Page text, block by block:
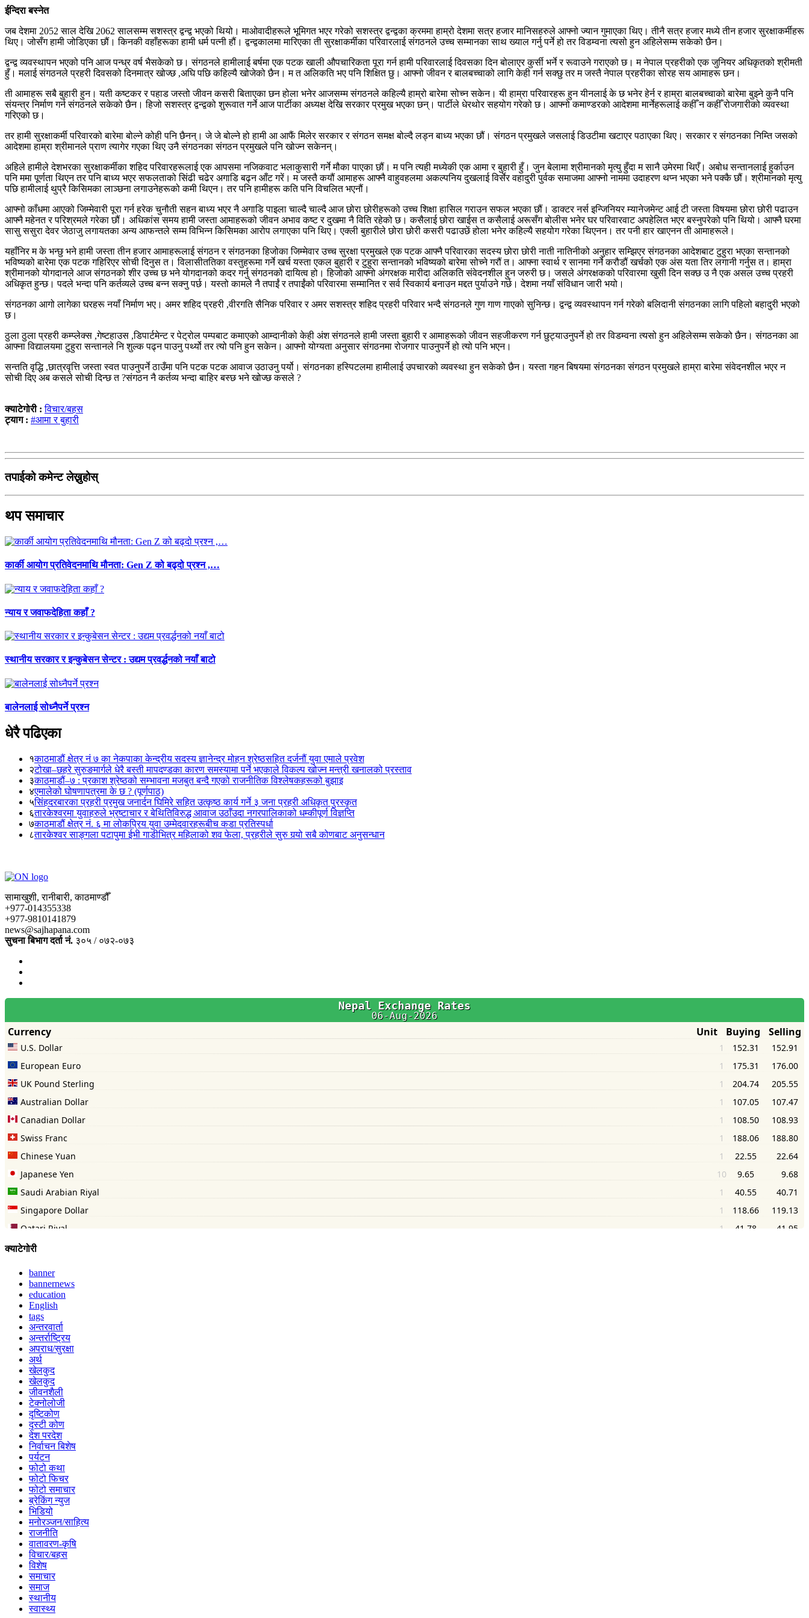
ईन्दिरा बस्नेत
जब देशमा 2052 साल देखि 2062 सालसम्म सशस्त्र द्वन्द्व भएको थियो। माओवादीहरूले भूमिगत भएर गरेको सशस्त्र द्वन्द्वका क्रममा हाम्रो देशमा सत्र हजार मानिसहरुले आफ्नो ज्यान गुमाएका थिए। तीनै सत्र हजार मध्ये तीन हजार सुरक्षाकर्मीहरू
थिए। जोसँग हामी जोडिएका छौं। किनकी वहाँहरूका हामी धर्म पत्नी हौं। द्वन्द्वकालमा मारिएका ती सुरक्षाकर्मीका परिवारलाई संगठनले उच्च सम्मानका साथ ख्याल गर्नु पर्ने हो तर विडम्वना त्यसो हुन अहिलेसम्म सकेको छैन।
द्वन्द्व व्यवस्थापन भएको पनि आज पन्ध्र वर्ष भैसकेको छ। संगठनले हामीलाई बर्षमा एक पटक खाली औपचारिकता पूरा गर्न हामी परिवारलाई दिवसका दिन बोलाएर कुर्सी भर्ने र रूवाउने गराएको छ। म नेपाल प्रहरीको एक जुनियर अधिकृतको श्रीमती
हुँ। मलाई संगठनले प्रहरी दिवसको दिनमात्र खोज्छ ,अघि पछि कहिल्यै खोजेको छैन। म त अलिकति भए पनि शिक्षित छु। आफ्नो जीवन र बालबच्चाको लागि केही गर्न सक्छु तर म जस्तै नेपाल प्रहरीका सोरह सय आमाहरू छन।
ती आमाहरू सबै बुहारी हुन। यती कष्टकर र पहाड जस्तो जीवन कसरी बिताएका छन होला भनेर आजसम्म संगठनले कहिल्यै हाम्रो बारेमा सोच्न सकेन। यी हाम्रा परिवारहरू हुन यीनलाई के छ भनेर हेर्न र हाम्रा बालबच्चाको बारेमा बुझ्ने कुनै पनि
संयन्त्र निर्माण गर्न संगठनले सकेको छैन। हिजो सशस्त्र द्वन्द्वको शुरूवात गर्ने आज पार्टीका अध्यक्ष देखि सरकार प्रमुख भएका छन्। पार्टीले धेरथोर सहयोग गरेको छ। आफ्नो कमाण्डरको आदेशमा मार्नेहरूलाई कहीँ न कहीँ रोजगारीको व्यवस्था
गरिएको छ।
तर हामी सुरक्षाकर्मी परिवारको बारेमा बोल्ने कोही पनि छैनन्। जे जे बोल्ने हो हामी आ आफैं मिलेर सरकार र संगठन समक्ष बोल्दै लड्न बाध्य भएका छौं। संगठन प्रमुखले जसलाई डिउटीमा खटाएर पठाएका थिए। सरकार र संगठनका निम्ति जसको
आदेशमा हाम्रा श्रीमानले प्राण त्यागेर गएका थिए उनै संगठनका संगठन प्रमुखले पनि खोज्न सकेनन्।
अहिले हामीले देशभरका सुरक्षाकर्मीका शहिद परिवारहरूलाई एक आपसमा नजिकवाट भलाकुसारी गर्ने मौका पाएका छौं। म पनि त्यही मध्येकी एक आमा र बुहारी हुँ। जुन बेलामा श्रीमानको मृत्यु हुँदा म सानै उमेरमा थिएँ। अबोध सन्तानलाई हुर्काउन
पनि ममा पूर्णता थिएन तर पनि बाध्य भएर सफलताको सिंढी चढेर अगाडि बढ्न आँट गरें। म जस्तै कयौं आमाहरू आफ्नै वाहुवहलमा अकल्पनिय दुखलाई विर्सेर वहादुरी पुर्वक समाजमा आफ्नो नाममा उदाहरण थप्न भएका भने पक्कै छौं। श्रीमानको मृत्यु
पछि हामीलाई थुप्रै किसिमका लाञ्छना लगाउनेहरूको कमी थिएन। तर पनि हामीहरू कति पनि विचलित भएनौं।
आफ्नो काँधमा आएको जिम्मेवारी पूरा गर्न हरेक चुनौती सहन बाध्य भएर नै अगाडि पाइला चाल्दै चाल्दै आज छोरा छोरीहरूको उच्च शिक्षा हासिल गराउन सफल भएका छौं। डाक्टर नर्स इन्जिनियर म्यानेजमेन्ट आई टी जस्ता विषयमा छोरा छोरी पढाउन
आफ्नै महेनत र परिश्रमले गरेका छौं। अधिकांस समय हामी जस्ता आमाहरूको जीवन अभाव कष्ट र दुखमा नै विति रहेको छ। कसैलाई छोरा खाईस त कसैलाई अरूसँग बोलीस भनेर घर परिवारवाट अपहेलित भएर बस्नुपरेको पनि थियो। आफ्नै घरमा
सासु ससुरा देवर जेठाजु लगायतका अन्य आफन्तले सम्म विभिन्न किसिमका आरोप लगाएका पनि थिए। एक्ली बुहारीले छोरा छोरी कसरी पढाउछें होला भनेर कहिल्यै सहयोग गरेका थिएनन। तर पनी हार खाएनन ती आमाहरूले।
यहाँनिर म के भन्छु भने हामी जस्ता तीन हजार आमाहरूलाई संगठन र संगठनका हिजोका जिम्मेवार उच्च सुरक्षा प्रमुखले एक पटक आफ्नै परिवारका सदस्य छोरा छोरी नाती नातिनीको अनुहार सम्झिएर संगठनका आदेशबाट टुहुरा भएका सन्तानको
भविष्यको बारेमा एक पटक गहिरिएर सोची दिनुस त। विलासीततिका वस्तुहरूमा गर्ने खर्च यस्ता एकल बुहारी र टुहुरा सन्तानको भविष्यको बारेमा सोच्ने गरौं त। आफ्ना स्वार्थ र सानमा गर्ने करौडौं खर्चको एक अंस यता तिर लगानी गर्नुस त। हाम्रा
श्रीमानको योगदानले आज संगठनको शीर उच्च छ भने योगदानको कदर गर्नु संगठनको दायित्व हो। हिजोको आफ्नो अंगरक्षक मारीदा अलिकति संवेदनशील हुन जरुरी छ। जसले अंगरक्षकको परिवारमा खुसी दिन सक्छ उ नै एक असल उच्च प्रहरी
अधिकृत हुन्छ। पदले भन्दा पनि कर्तव्यले उच्च बन्न सक्नु पर्छ। यस्तो कामले नै तपाईं र तपाईंको परिवारमा सम्मानित र सर्व स्विकार्य बनाउन मद्दत पुर्याउने गर्छ। देशमा नयाँ संविधान जारी भयो।
संगठनका आगो लागेका घरहरू नयाँ निर्माण भए। अमर शहिद प्रहरी ,वीरगति सैनिक परिवार र अमर सशस्त्र शहिद प्रहरी परिवार भन्दै संगठनले गुण गाण गाएको सुनिन्छ। द्वन्द्व व्यवस्थापन गर्न गरेको बलिदानी संगठनका लागि पहिलो बहादुरी भएको
छ।
ठुला ठुला प्रहरी कम्प्लेक्स ,गेष्टहाउस ,डिपार्टमेन्ट र पेट्रोल पम्पबाट कमाएको आम्दानीको केही अंश संगठनले हामी जस्ता बुहारी र आमाहरूको जीवन सहजीकरण गर्न छुट्याउनुपर्ने हो तर विडम्वना त्यसो हुन अहिलेसम्म सकेको छैन। संगठनका आ
आफ्ना विद्यालयमा टुहुरा सन्तानले नि शुल्क पढ्न पाउनु पर्थ्यो तर त्यो पनि हुन सकेन। आफ्नो योग्यता अनुसार संगठनमा रोजगार पाउनुपर्ने हो त्यो पनि भएन।
सन्तति वृद्धि ,छात्रवृत्ति जस्ता स्वत पाउनुपर्ने ठाउँमा पनि पटक पटक आवाज उठाउनु पर्यो। संगठनका हस्पिटलमा हामीलाई उपचारको व्यवस्था हुन सकेको छैन। यस्ता गहन बिषयमा संगठनका संगठन प्रमुखले हाम्रा बारेमा संवेदनशील भएर न
सोची दिए अब कसले सोची दिन्छ त ?संगठन नै कर्तव्य भन्दा बाहिर बस्छ भने खोज्छ कसले ?
क्याटेगोरी :विचार/बहस
ट्याग : #आमा र बुहारी
तपाईको कमेन्ट लेख्नुहोस्
थप समाचार
कार्की आयोग प्रतिवेदनमाथि मौनता: Gen Z को बढ्दो प्रश्न ,…
न्याय र जवाफदेहिता कहाँ ?
स्थानीय सरकार र इन्कुबेसन सेन्टर : उद्यम प्रवर्द्धनको नयाँ बाटो
बालेनलाई सोध्नैपर्ने प्रश्न
धेरै पढिएका
१काठमाडौं क्षेत्र नं ७ का नेकपाका केन्द्रीय सदस्य ज्ञानेन्द्र मोहन श्रेष्ठसहित दर्जनौं युवा एमाले प्रवेश
२टोखा–छहरे सुरुङमार्गले धेरै बस्ती मापदण्डका कारण समस्यामा पर्ने भएकाले विकल्प खोज्न मन्त्री खनालको प्रस्ताव
३काठमाडौं–७ : प्रकाश श्रेष्ठको सम्भावना मजबुत बन्दै गएको राजनीतिक विश्लेषकहरूको बुझाइ
४एमालेको घोषणापत्रमा के छ ? (पूर्णपाठ)
५सिंहदरबारका प्रहरी प्रमुख जनार्दन घिमिरे सहित उत्कृष्ठ कार्य गर्ने ३ जना प्रहरी अधिकृत पुरस्कृत
६तारकेश्वरमा युवाहरुले भ्रष्टाचार र बेथितिविरुद्ध आवाज उठाँउदा नगरपालिकाको धम्कीपूर्ण विज्ञप्ति
७काठमाडौं क्षेत्र नं. ६ मा लोकप्रिय युवा उम्मेदवारहरूबीच कडा प्रतिस्पर्धा
८तारकेश्वर साङ्गला पटापुमा ईभी गाडीभित्र महिलाको शव फेला, प्रहरीले सुरु गर्‍यो सबै कोणबाट अनुसन्धान
सामाखुशी, रानीबारी, काठमाण्डौँ
+977-014355338
+977-9810141879
news@sajhapana.com
सुचना बिभाग दर्ता नं. ३०५ / ०७२-०७३
क्याटेगोरी
banner
bannernews
education
English
tags
अन्तरवार्ता
अन्तर्राष्ट्रिय
अपराध/सुरक्षा
अर्थ
खेलकुद
खेलकुद
जीवनशैली
टेक्नोलोजी
दृष्टिकोण
दृस्टी कोण
देश परदेश
निर्वाचन बिशेष
पर्यटन
फोटो कथा
फोटो फिचर
फोटो समाचार
ब्रेकिंग न्युज
भिडियो
मनोरञ्जन/साहित्य
राजनीति
वातावरण-कृषि
विचार/बहस
विशेष
समाचार
समाज
स्थानीय
स्वास्थ्य